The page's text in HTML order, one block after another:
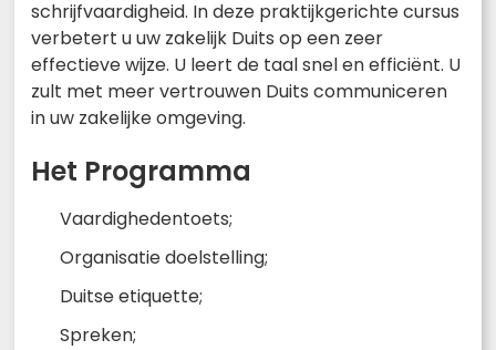
schrijfvaardigheid. In deze praktijkgerichte cursus
verbetert u uw zakelijk Duits op een zeer
effectieve wijze. U leert de taal snel en efficiënt. U
zult met meer vertrouwen Duits communiceren
in uw zakelijke omgeving.
Het Programma
Vaardighedentoets;
Organisatie doelstelling;
Duitse etiquette;
Spreken;